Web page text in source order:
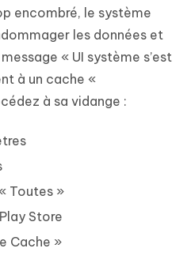
encombré, le système
les données et
« UI système s’est
à un cache «
à sa vidange :
Toutes »
Store
Cache »